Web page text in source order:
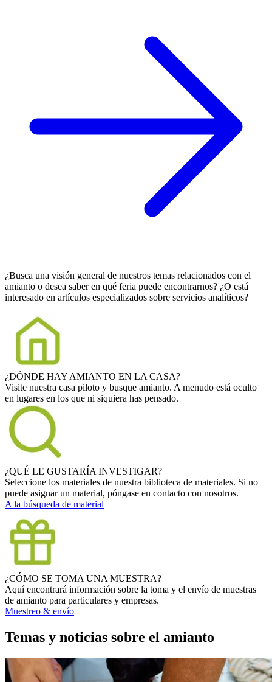
¿Busca una visión general de nuestros temas relacionados con el
amianto o desea saber en qué feria puede encontrarnos? ¿O está
interesado en artículos especializados sobre servicios analíticos?
¿DÓNDE HAY AMIANTO EN LA CASA?
Visite nuestra casa piloto y busque amianto. A menudo está oculto
en lugares en los que ni siquiera has pensado.
¿QUÉ LE GUSTARÍA INVESTIGAR?
Seleccione los materiales de nuestra biblioteca de materiales. Si no
puede asignar un material, póngase en contacto con nosotros.
A la búsqueda de material
¿CÓMO SE TOMA UNA MUESTRA?
Aquí encontrará información sobre la toma y el envío de muestras
de amianto para particulares y empresas.
Muestreo & envío
Temas y noticias sobre el amianto